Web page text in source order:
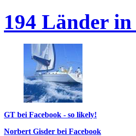
194 Länder
GT bei Facebook - so likely!
Norbert Gisder bei Facebook